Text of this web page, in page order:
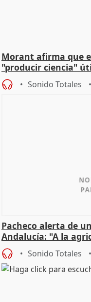
Morant afirma que
"producir ciencia"
Sonido Totales
Pacheco alerta de
Andalucía: "A la
Sonido Totales